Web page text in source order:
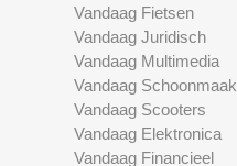
Vandaag Fietsen
Vandaag Juridisch
Vandaag Multimedia
Vandaag Schoonmaak
Vandaag Scooters
Vandaag Elektronica
Vandaag Financieel